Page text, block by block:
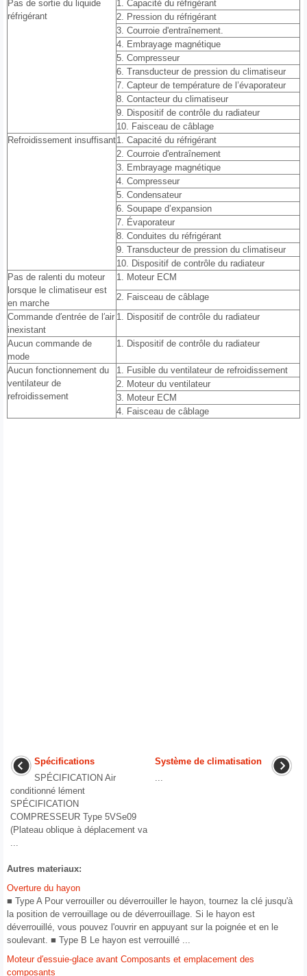
Pas de sortie du liquide
réfrigérant
1. Capacité du réfrigérant
2. Pression du réfrigérant
3. Courroie d'entraînement.
4. Embrayage magnétique
5. Compresseur
6. Transducteur de pression du climatiseur
7. Capteur de température de l’évaporateur
8. Contacteur du climatiseur
9. Dispositif de contrôle du radiateur
10. Faisceau de câblage
Refroidissement insuffisant1. Capacité du réfrigérant
2. Courroie d'entraînement
3. Embrayage magnétique
4. Compresseur
5. Condensateur
6. Soupape d’expansion
7. Évaporateur
8. Conduites du réfrigérant
9. Transducteur de pression du climatiseur
10. Dispositif de contrôle du radiateur
Pas de ralenti du moteur
lorsque le climatiseur est
en marche
1. Moteur ECM
2. Faisceau de câblage
Commande d′entrée de l′air
inexistant
1. Dispositif de contrôle du radiateur
Aucun commande de
mode
1. Dispositif de contrôle du radiateur
Aucun fonctionnement du
ventilateur de
refroidissement
1. Fusible du ventilateur de refroidissement
2. Moteur du ventilateur
3. Moteur ECM
4. Faisceau de câblage
Spécifications
SPÉCIFICATION Air
conditionné lément
SPÉCIFICATION
COMPRESSEUR Type 5VSe09
(Plateau oblique à déplacement va
...
Système de climatisation
...
Autres materiaux:
Overture du hayon
■ Type A Pour verrouiller ou déverrouiller le hayon, tournez la clé jusqu'à
la position de verrouillage ou de déverrouillage. Si le hayon est
déverrouillé, vous pouvez l'ouvrir en appuyant sur la poignée et en le
soulevant. ■ Type B Le hayon est verrouillé ...
Moteur d′essuie-glace avant Composants et emplacement des
composants